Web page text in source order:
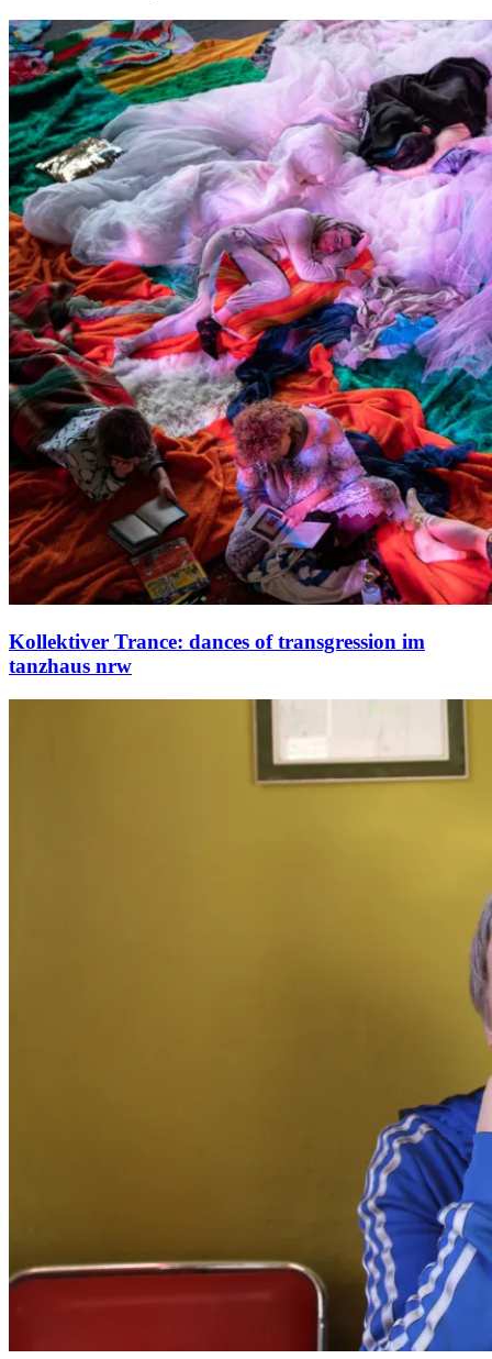
Kollektiver Trance: dances of transgression im
tanzhaus nrw